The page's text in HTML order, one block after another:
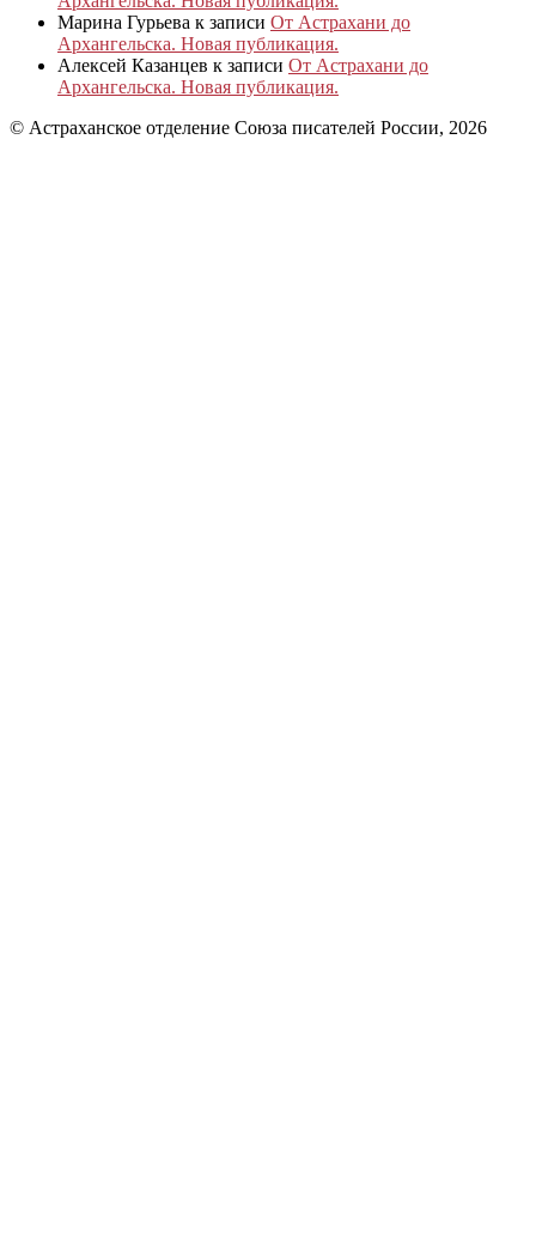
Марина Гурьева к записи От Астрахани до
Архангельска. Новая публикация.
Алексей Казанцев к записи От Астрахани до
Архангельска. Новая публикация.
© Астраханское отделение Союза писателей России, 2026